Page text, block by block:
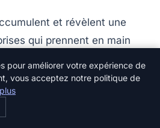
et révèlent une
qui prennent en main
, elles s’emploient
d’affaires. Un dirigeant
conclut : « Nous avons
pour améliorer votre expérience de
vous acceptez notre politique de